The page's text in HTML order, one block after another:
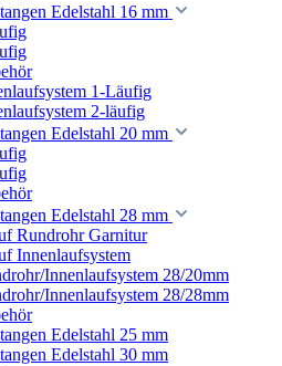
Edelstahl 16 mm
1-Läufig
2-läufig
Edelstahl 20 mm
Edelstahl 28 mm
Rundrohr Garnitur
Innenlaufsystem
Innenlaufsystem 28/20mm
Innenlaufsystem 28/28mm
Edelstahl 25 mm
Edelstahl 30 mm